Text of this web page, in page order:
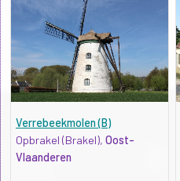
Verrebeekmolen (B)
Opbrakel (Brakel), Oost-
Vlaanderen